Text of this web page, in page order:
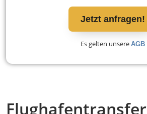
Flughafentransfer
Jetzt anfragen!
Es gelten unsere AGB